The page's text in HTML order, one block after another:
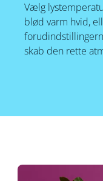
Vælg
blød varm hvid,
skab den rette